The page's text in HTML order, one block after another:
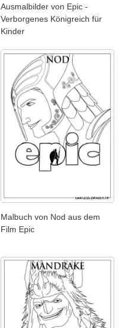
Ausmalbilder von Epic -
Verborgenes Königreich für
Kinder
Malbuch von Nod aus dem
Film Epic